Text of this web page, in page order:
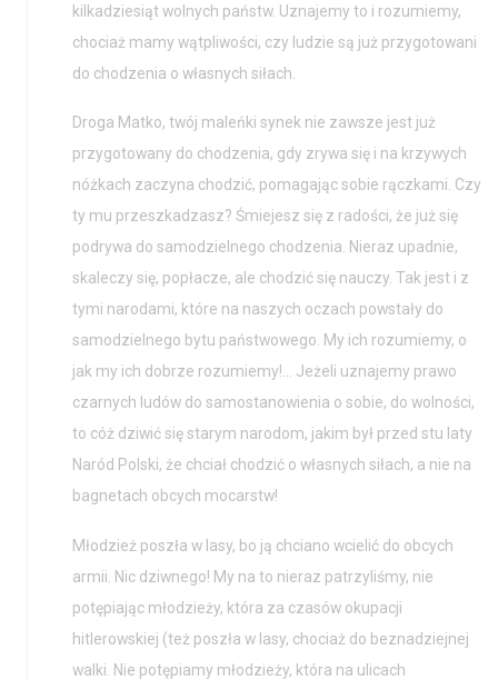
kilkadziesiąt wolnych państw. Uznajemy to i rozumiemy,
chociaż mamy wątpliwości, czy ludzie są już przygotowani
do chodzenia o własnych siłach.
Droga Matko, twój maleńki synek nie zawsze jest już
przygotowany do chodzenia, gdy zrywa się i na krzywych
nóżkach zaczyna chodzić, pomagając sobie rączkami. Czy
ty mu przeszkadzasz? Śmiejesz się z radości, że już się
podrywa do samodzielnego chodzenia. Nieraz upadnie,
skaleczy się, popłacze, ale chodzić się nauczy. Tak jest i z
tymi narodami, które na naszych oczach powstały do
samodzielnego bytu państwowego. My ich rozumiemy, o
jak my ich dobrze rozumiemy!… Jeżeli uznajemy prawo
czarnych ludów do samostanowienia o sobie, do wolności,
to cóż dziwić się starym narodom, jakim był przed stu laty
Naród Polski, że chciał chodzić o własnych siłach, a nie na
bagnetach obcych mocarstw!
Młodzież poszła w lasy, bo ją chciano wcielić do obcych
armii. Nic dziwnego! My na to nieraz patrzyliśmy, nie
potępiając młodzieży, która za czasów okupacji
hitlerowskiej (też poszła w lasy, chociaż do beznadziejnej
walki. Nie potępiamy młodzieży, która na ulicach